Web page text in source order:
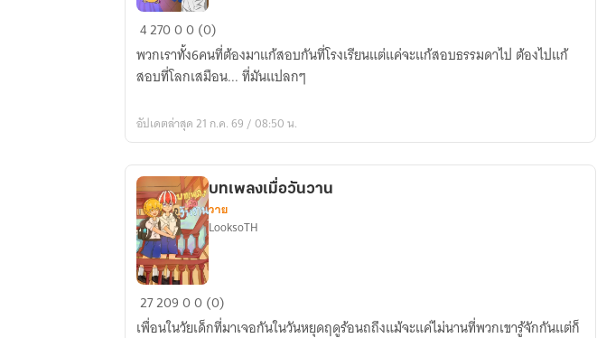
หลบ
จาก
โรงเรียน
ล่ม
Project
Sakiwa」
Re:write
427000 (0)
พวกเราทั้ง6คนที่ต้องมาแก้สอบกันที่โรงเรียนแต่แค่จะแก้สอบธรรมดาไป ต้องไปแก้
สอบที่โลกเสมือน... ที่มันแปลกๆ
อัปเดตล่าสุด 21 ก.ค. 69 / 08:50 น.
บทเพลง
เมื่อ
บทเพลงเมื่อวันวาน
วาย
LooksoTH
2720900 (0)
เพื่อนในวัยเด็กที่มาเจอกันในวันหยุดฤดูร้อนถถึงแม้จะแค่ไม่นานที่พวกเขารู้จักกันแต่ก็